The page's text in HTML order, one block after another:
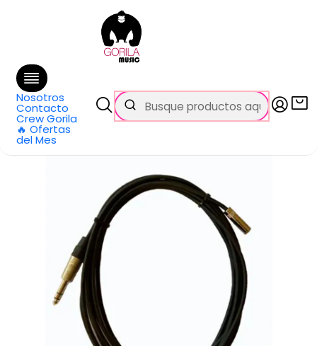
Nosotros
Contacto
Crew Gorila
🔥 Ofertas
del Mes
GRATIS
en Santiago y $99.990 en Regiones
Categorías Cables y Conectores
Extensión Audífonos 6.3mm A 3.5mm 10 Metros REAN BY